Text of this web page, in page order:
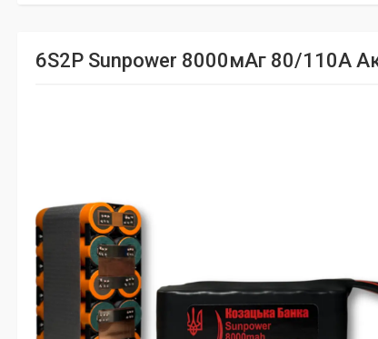
6S2P Sunpower 8000мАг 80/110A